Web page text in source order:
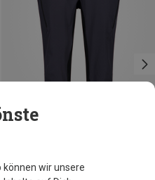
können wir unsere